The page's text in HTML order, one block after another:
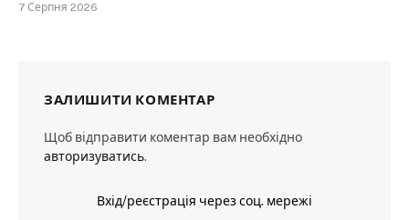
7 Серпня 2026
ЗАЛИШИТИ КОМЕНТАР
Щоб відправити коментар вам необхідно
авторизуватись.
Вхід/реєстрація через соц. мережі